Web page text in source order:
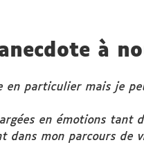
à
en particulier mais je
en émotions tant
dans mon parcours de